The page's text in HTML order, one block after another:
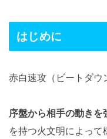
はじめに
赤白速攻（ビートダウ
序盤から相手の動きを
を持つ火文明によっ